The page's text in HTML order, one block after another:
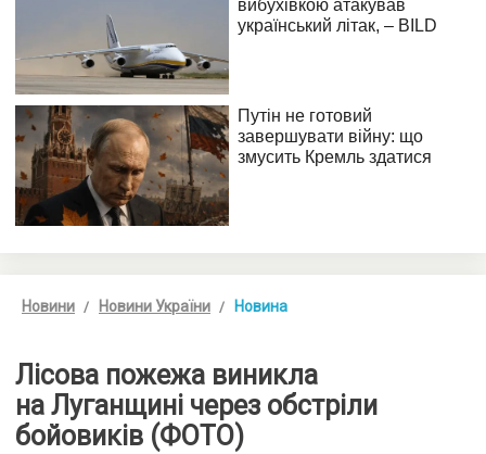
Новини Новини України Новина
Лісова пожежа виникла
на Луганщині через обстріли
бойовиків (ФОТО)